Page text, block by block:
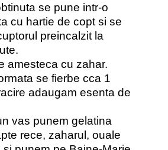
se pune intr-o
cu hartie de copt si se
preincalzit la
amesteca cu zahar.
se fierbe cca 1
adaugam esenta de
vas punem gelatina
rece, zaharul, ouale